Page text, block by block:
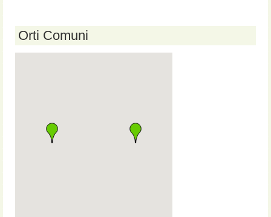
Orti Comuni